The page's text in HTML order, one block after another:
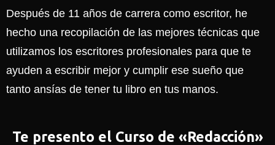
Después de 11 años de carrera como escritor, he
hecho una recopilación de las mejores técnicas que
utilizamos los escritores profesionales para que te
ayuden a escribir mejor y cumplir ese sueño que
tanto ansías de tener tu libro en tus manos.
Te presento el Curso de «Redacción»